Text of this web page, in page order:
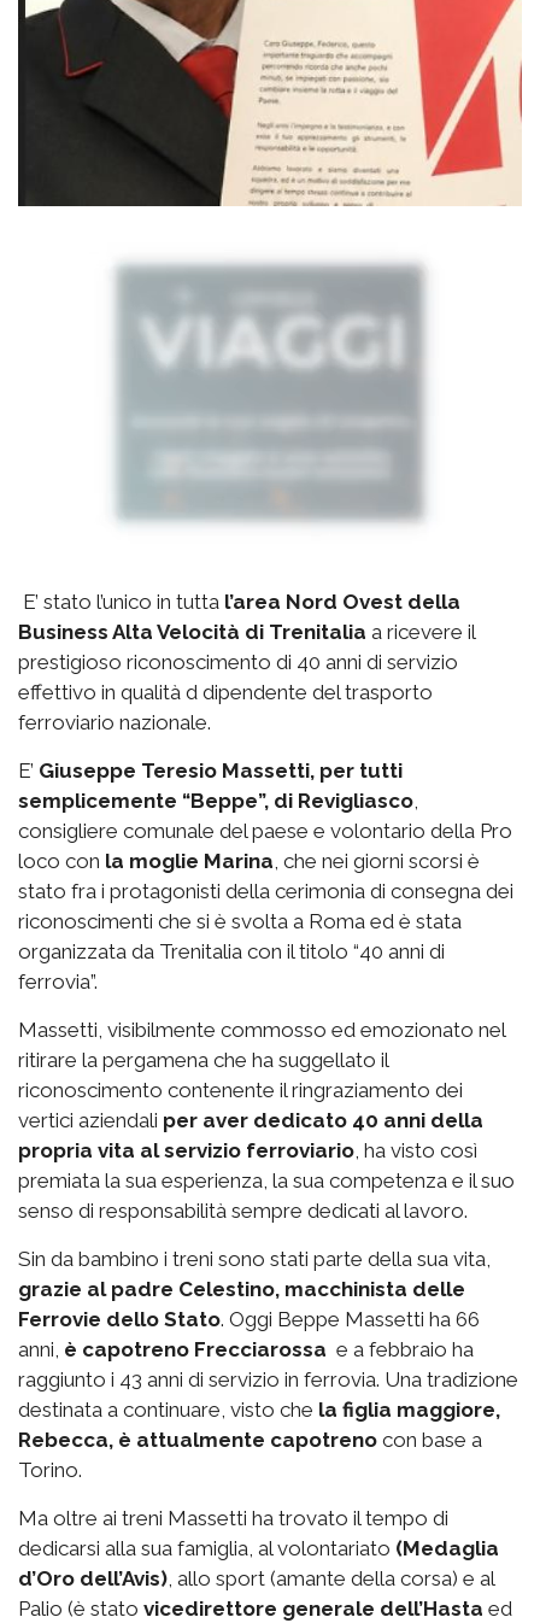
E’ stato l’unico in tutta l’area Nord Ovest della
Business Alta Velocità di Trenitalia a ricevere il
prestigioso riconoscimento di 40 anni di servizio
effettivo in qualità d dipendente del trasporto
ferroviario nazionale.
E’ Giuseppe Teresio Massetti, per tutti
semplicemente “Beppe”, di Revigliasco,
consigliere comunale del paese e volontario della Pro
loco con la moglie Marina, che nei giorni scorsi è
stato fra i protagonisti della cerimonia di consegna dei
riconoscimenti che si è svolta a Roma ed è stata
organizzata da Trenitalia con il titolo “40 anni di
ferrovia”.
Massetti, visibilmente commosso ed emozionato nel
ritirare la pergamena che ha suggellato il
riconoscimento contenente il ringraziamento dei
vertici aziendali per aver dedicato 40 anni della
propria vita al servizio ferroviario, ha visto così
premiata la sua esperienza, la sua competenza e il suo
senso di responsabilità sempre dedicati al lavoro.
Sin da bambino i treni sono stati parte della sua vita,
grazie al padre Celestino, macchinista delle
Ferrovie dello Stato. Oggi Beppe Massetti ha 66
anni, è capotreno Frecciarossa e a febbraio ha
raggiunto i 43 anni di servizio in ferrovia. Una tradizione
destinata a continuare, visto che la figlia maggiore,
Rebecca, è attualmente capotreno con base a
Torino.
Ma oltre ai treni Massetti ha trovato il tempo di
dedicarsi alla sua famiglia, al volontariato (Medaglia
d’Oro dell’Avis), allo sport (amante della corsa) e al
Palio (è stato vicedirettore generale dell’Hasta ed